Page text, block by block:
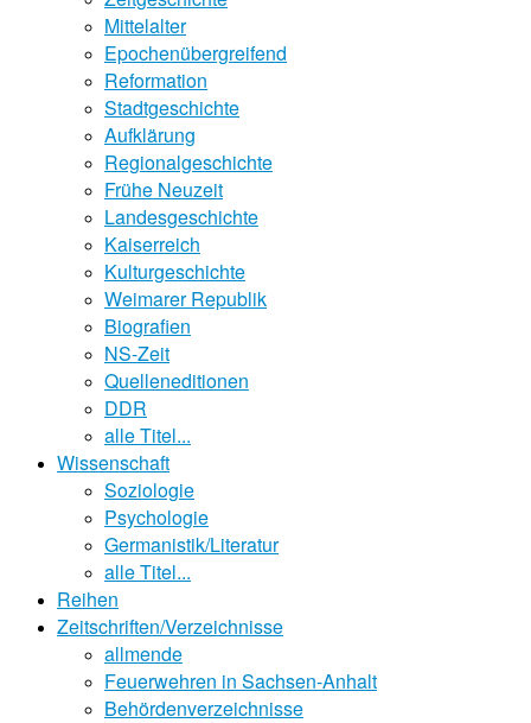
Mittelalter
Epochenübergreifend
Reformation
Stadtgeschichte
Aufklärung
Regionalgeschichte
Frühe Neuzeit
Landesgeschichte
Kaiserreich
Kulturgeschichte
Weimarer Republik
Biografien
NS-Zeit
Quelleneditionen
DDR
alle Titel...
Wissenschaft
Soziologie
Psychologie
Germanistik/Literatur
alle Titel...
Reihen
Zeitschriften/Verzeichnisse
allmende
Feuerwehren in Sachsen-Anhalt
Behördenverzeichnisse